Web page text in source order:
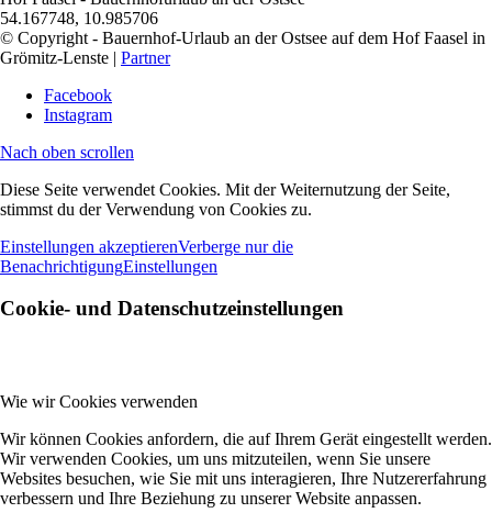
54.167748, 10.985706
© Copyright - Bauernhof-Urlaub an der Ostsee auf dem Hof Faasel in
Grömitz-Lenste | Partner
Facebook
Instagram
Nach oben scrollen
Diese Seite verwendet Cookies. Mit der Weiternutzung der Seite,
stimmst du der Verwendung von Cookies zu.
Einstellungen akzeptierenVerberge nur die
BenachrichtigungEinstellungen
Cookie- und Datenschutzeinstellungen
Wie wir Cookies verwenden
Wir können Cookies anfordern, die auf Ihrem Gerät eingestellt werden.
Wir verwenden Cookies, um uns mitzuteilen, wenn Sie unsere
Websites besuchen, wie Sie mit uns interagieren, Ihre Nutzererfahrung
verbessern und Ihre Beziehung zu unserer Website anpassen.